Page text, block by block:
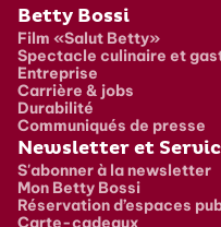
Pied de page
Betty Bossi
Film «Salut Betty»
Spectacle culinaire et
Entreprise
Carrière & jobs
Durabilité
Communiqués de presse
Newsletter et
S'abonner à la newsletter
Mon Betty Bossi
Réservation d’espaces
Carte-cadeaux